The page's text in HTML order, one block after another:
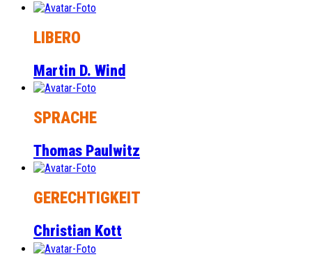
LIBERO
Martin D. Wind
SPRACHE
Thomas Paulwitz
GERECHTIGKEIT
Christian Kott